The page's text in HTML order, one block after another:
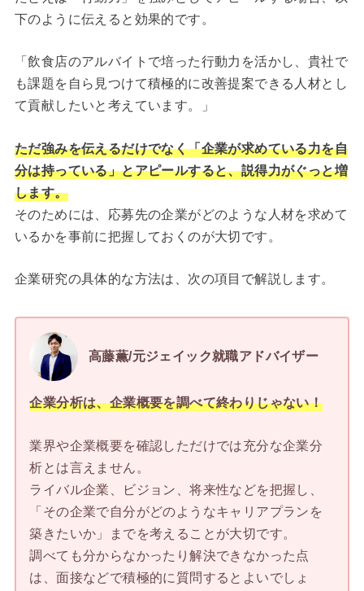
下のように伝えると効果的です。
「飲食店のアルバイトで培った行動力を活かし、貴社で
も課題を自ら見つけて積極的に改善提案できる人材とし
て貢献したいと考えています。」
ただ強みを伝えるだけでなく「企業が求めている力を自
分は持っている」とアピールすると、説得力がぐっと増
します。
そのためには、応募先の企業がどのような人材を求めて
いるかを事前に把握しておくのが大切です。
企業研究の具体的な方法は、次の項目で解説します。
高藤薫/元ジェイック就職アドバイザー
企業分析は、企業概要を調べて終わりじゃない！
業界や企業概要を確認しただけでは充分な企業分
析とは言えません。
ライバル企業、ビジョン、将来性などを把握し、
「その企業で自分がどのようなキャリアプランを
築きたいか」までを考えることが大切です。
調べても分からなかったり解決できなかった点
は、面接などで積極的に質問するとよいでしょ